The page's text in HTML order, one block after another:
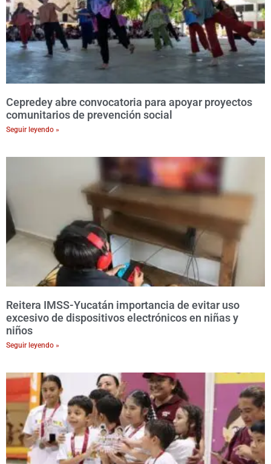
Cepredey abre convocatoria para apoyar proyectos
comunitarios de prevención social
Seguir leyendo »
Reitera IMSS-Yucatán importancia de evitar uso
excesivo de dispositivos electrónicos en niñas y
niños
Seguir leyendo »